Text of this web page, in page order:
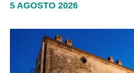
5 AGOSTO 2026